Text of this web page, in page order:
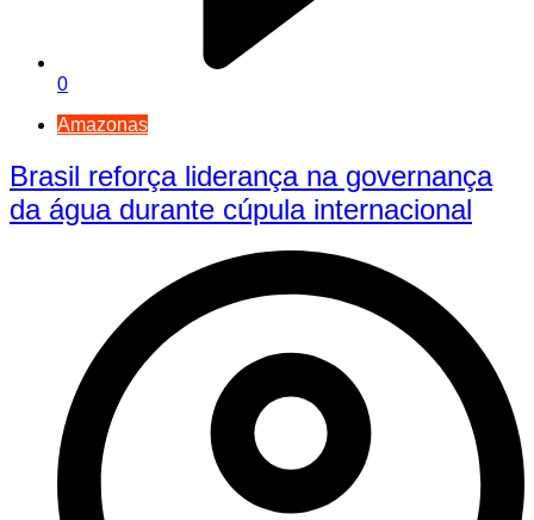
0
Amazonas
Brasil reforça liderança na governança
da água durante cúpula internacional